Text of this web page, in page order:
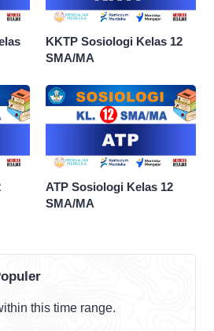
KKTP Sosiologi Kelas 12
SMA/MA
ATP Sosiologi Kelas 12
SMA/MA
this time range.